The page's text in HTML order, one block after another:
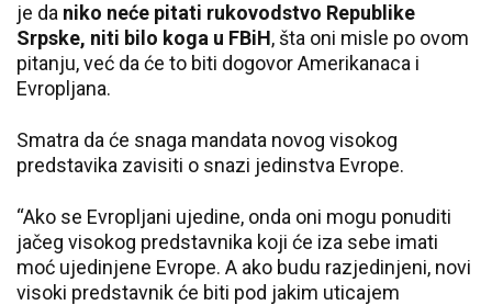
je da niko neće pitati rukovodstvo Republike
Srpske, niti bilo koga u FBiH, šta oni misle po ovom
pitanju, već da će to biti dogovor Amerikanaca i
Evropljana.
Smatra da će snaga mandata novog visokog
predstavika zavisiti o snazi jedinstva Evrope.
“Ako se Evropljani ujedine, onda oni mogu ponuditi
jačeg visokog predstavnika koji će iza sebe imati
moć ujedinjene Evrope. A ako budu razjedinjeni, novi
visoki predstavnik će biti pod jakim uticajem